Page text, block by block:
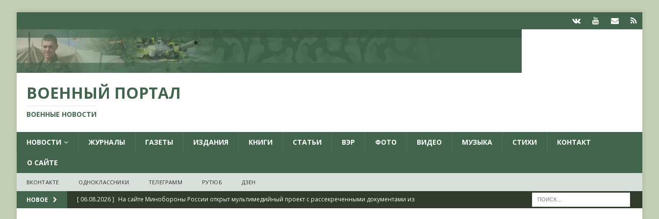
ВОЕННЫЙ ПОРТАЛ
ВОЕННЫЕ НОВОСТИ
НОВОСТИ ЖУРНАЛЫ ГАЗЕТЫ ИЗДАНИЯ КНИГИ СТАТЬИ ВЭР ФОТО ВИДЕО МУЗЫКА СТИХИ КОНТАКТ
О САЙТЕ
ВКОНТАКТЕ ОДНОКЛАССНИКИ ТЕЛЕГРАММ РУТЮБ ДЗЕН
НОВОЕ [ 06.08.2026 ] На сайте Минобороны России открыт мультимедийный проект с рассекреченными документами из